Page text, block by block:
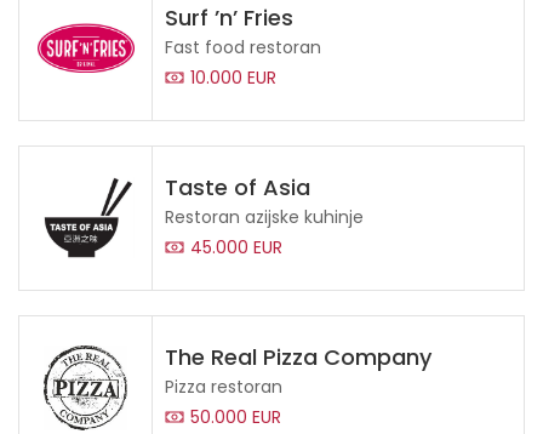
Surf ’n’ Fries
Fast food restoran
10.000 EUR
Taste of Asia
Restoran azijske kuhinje
45.000 EUR
The Real Pizza Company
Pizza restoran
50.000 EUR